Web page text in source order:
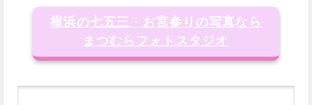
横浜の七五三・お宮参りの写真なら
まつむらフォトスタジオ